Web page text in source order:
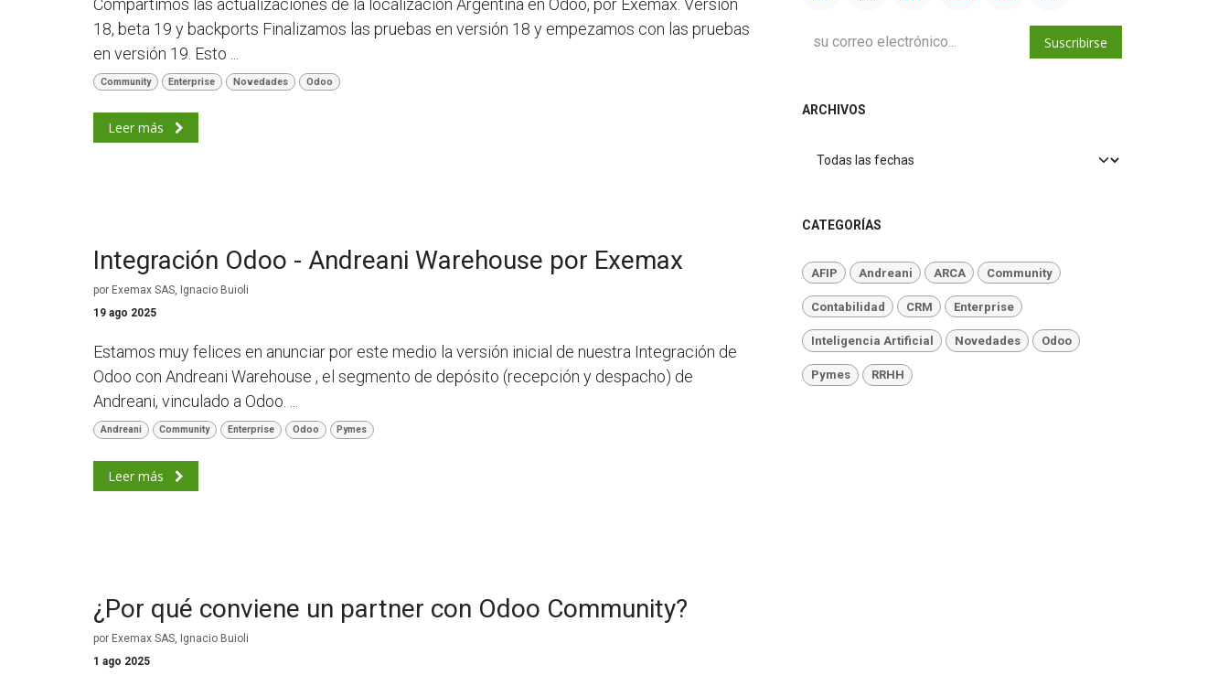
Compartimos las actualizaciones de la localización Argentina en Odoo, por Exemax. Versión
18, beta 19 y backports Finalizamos las pruebas en versión 18 y empezamos con las pruebas
en versión 19. Esto ...
Community Enterprise Novedades Odoo
Leer más
Integración Odoo - Andreani Warehouse por Exemax
por Exemax SAS, Ignacio Buioli
19 ago 2025
Estamos muy felices en anunciar por este medio la versión inicial de nuestra Integración de
Odoo con Andreani Warehouse , el segmento de depósito (recepción y despacho) de
Andreani, vinculado a Odoo. ...
Andreani Community Enterprise Odoo Pymes
Leer más
¿Por qué conviene un partner con Odoo Community?
por Exemax SAS, Ignacio Buioli
1 ago 2025
Suscribirse
ARCHIVOS
CATEGORÍAS
AFIP Andreani ARCA Community
Contabilidad CRM Enterprise
Inteligencia Artificial Novedades Odoo
Pymes RRHH